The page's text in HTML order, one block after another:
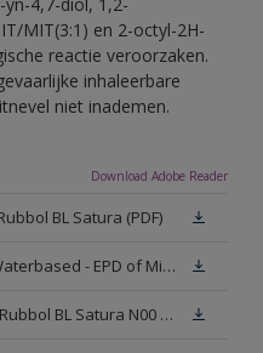
MIT(3:1) en 2-octyl-2H-
reactie veroorzaken.
inhaleerbare
niet inademen.
Download Adobe Reader
BL Satura (PDF)
Sikkens Interior Laquers Waterbased - EPD of Milieuproductverklaring
Veiligheidsinformatieblad Rubbol BL Satura N00 (MSDS)